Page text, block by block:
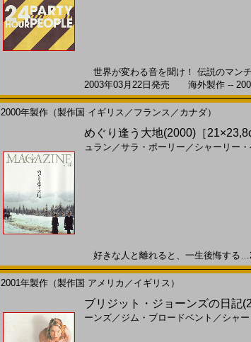
世界が変わる音を聞け！ 伝説のマン
2003年03月22日発売 海外製作 --
2000年製作（製作国 イギリス／フランス／カナダ）
めぐり逢う大地(2000)［
ュラン ／サラ・ポーリー ／ シャーリー
好きな人と離れると、一生後悔する
2001年製作（製作国 アメリカ／イギリス）
ブリジット・ジョーンズの日記
ーンズ／ ジム・ブロードベント ／ シャ